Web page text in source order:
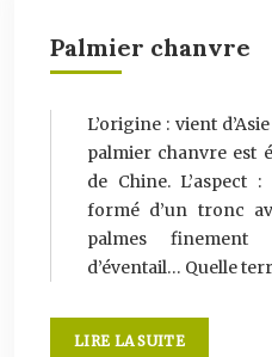
Palmier chanvre
L’origine : vient
palmier chanvre est
de Chine.
formé d’un tronc
palmes finement
d’éventail… Quelle
LIRE LA SUITE